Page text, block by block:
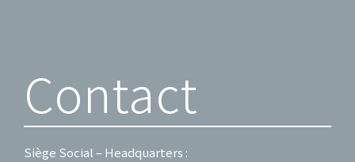
Contact
Siège Social – Headquarters :